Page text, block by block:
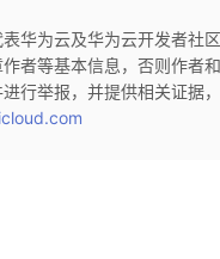
华为云及华为云开发者社
者等基本信息，否则作者
行举报，并提供相关证据